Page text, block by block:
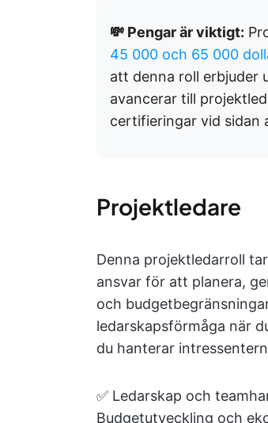
💸 Pengar är viktigt:
45 000 och 65 000
att denna roll erbjuder
avancerar till
certifieringar vid sidan
Projektledare
Denna projektledarroll
ansvar för att planera,
och
ledarskapsförmåga när
du hanterar
✅ Ledarskap och
Budgetutveckling och